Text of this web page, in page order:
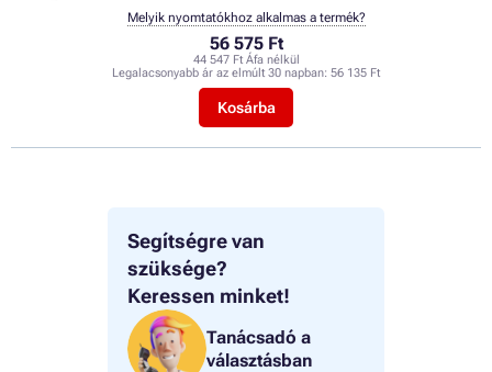
Segítségre van
szüksége?
Keressen minket!
Tanácsadó a
választásban
56 575 Ft
44 547 Ft Áfa nélkül
Legalacsonyabb ár az elmúlt 30 napban: 56 135 Ft
Kosárba
Melyik nyomtatókhoz alkalmas a termék?